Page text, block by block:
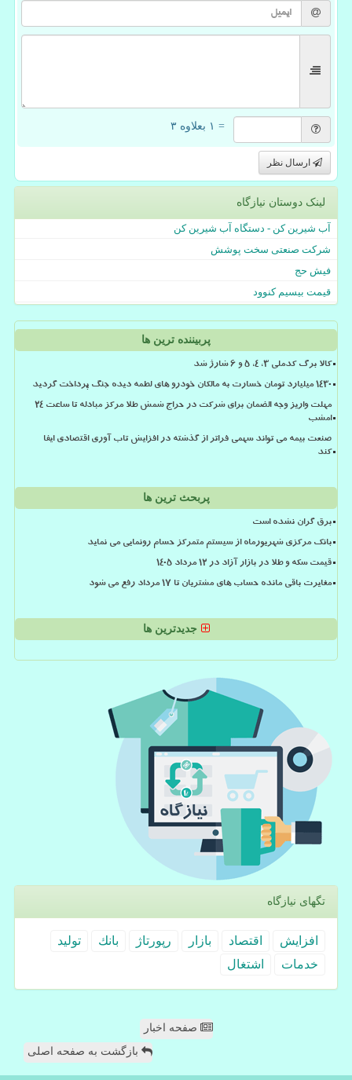
= ۱ بعلاوه ۳
ارسال نظر
لینک دوستان نیازگاه
آب شیرین کن - دستگاه آب شیرین کن
شرکت صنعتی سخت پوشش
فیش حج
قیمت بیسیم کنوود
پربیننده ترین ها
کالا برگ کدملی 3، 4، 5 و 6 شارژ شد
۱۴۳۰ میلیارد تومان خسارت به مالکان خودرو های لطمه دیده جنگ پرداخت گردید
مهلت واریز وجه الضمان برای شرکت در حراج شمش طلا مرکز مبادله تا ساعت ۲۴
امشب
صنعت بیمه می تواند سهمی فراتر از گذشته در افزایش تاب آوری اقتصادی ایفا
کند
پربحث ترین ها
برق گران نشده است
بانک مرکزی شهریورماه از سیستم متمرکز حسام رونمایی می نماید
قیمت سکه و طلا در بازار آزاد در ۱۲ مرداد ۱۴۰۵
مغایرت باقی مانده حساب های مشتریان تا 17 مرداد رفع می شود
جدیدترین ها
تگهای نیازگاه
افزایش اقتصاد بازار رپورتاژ بانك
تولید
خدمات
اشتغال
صفحه اخبار
بازگشت به صفحه اصلی